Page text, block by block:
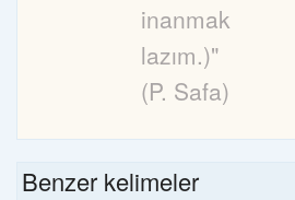
inanmak
lazım.)"
(P. Safa)
Benzer kelimeler